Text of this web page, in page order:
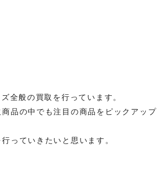
全般の買取を行っています。
品の中でも注目の商品をピックアップ
っていきたいと思います。